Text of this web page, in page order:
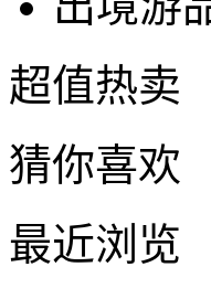
超值热卖
猜你喜欢
最近浏览